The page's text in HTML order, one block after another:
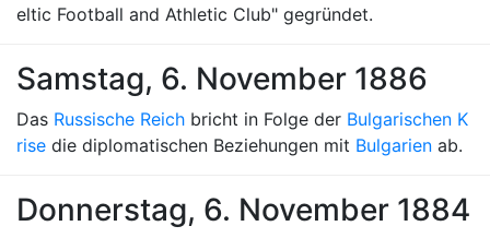
eltic Football and Athletic Club" gegründet.
Samstag, 6. November 1886
Das Russische Reich bricht in Folge der Bulgarischen K
rise die diplomatischen Beziehungen mit Bulgarien ab.
Donnerstag, 6. November 1884